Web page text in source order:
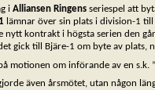
i Alliansen Ringens seriespel att
lämnar över sin plats i division-1 till
kontrakt i högsta serien den
gick till Bjäre-1 om byte av plats,
motionen om införande av en s.k.
även årsmötet, utan någon